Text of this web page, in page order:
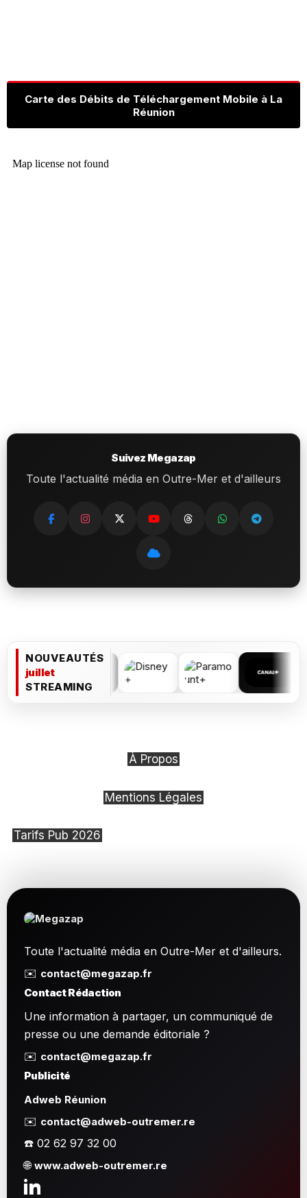
Carte des Débits de Téléchargement Mobile à La
Réunion
Suivez Megazap
Toute l'actualité média en Outre-Mer et d'ailleurs
NOUVEAUTÉS
juillet
STREAMING
À Propos
Mentions Légales
Tarifs Pub 2026
Toute l'actualité média en Outre-Mer et d'ailleurs.
✉️ contact@megazap.fr
Contact Rédaction
Une information à partager, un communiqué de
presse ou une demande éditoriale ?
✉️ contact@megazap.fr
Publicité
Adweb Réunion
✉️ contact@adweb-outremer.re
☎️ 02 62 97 32 00
🌐www.adweb-outremer.re